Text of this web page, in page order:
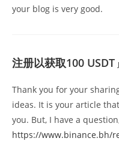
your blog is very good.
注册以获取100 USDT
Thank you for your
ideas. It is your article
you. But, I have a
https://www.binance.bh/